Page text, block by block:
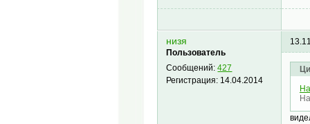
низя
Пользователь
Сообщений:427
Регистрация: 14.04.2014